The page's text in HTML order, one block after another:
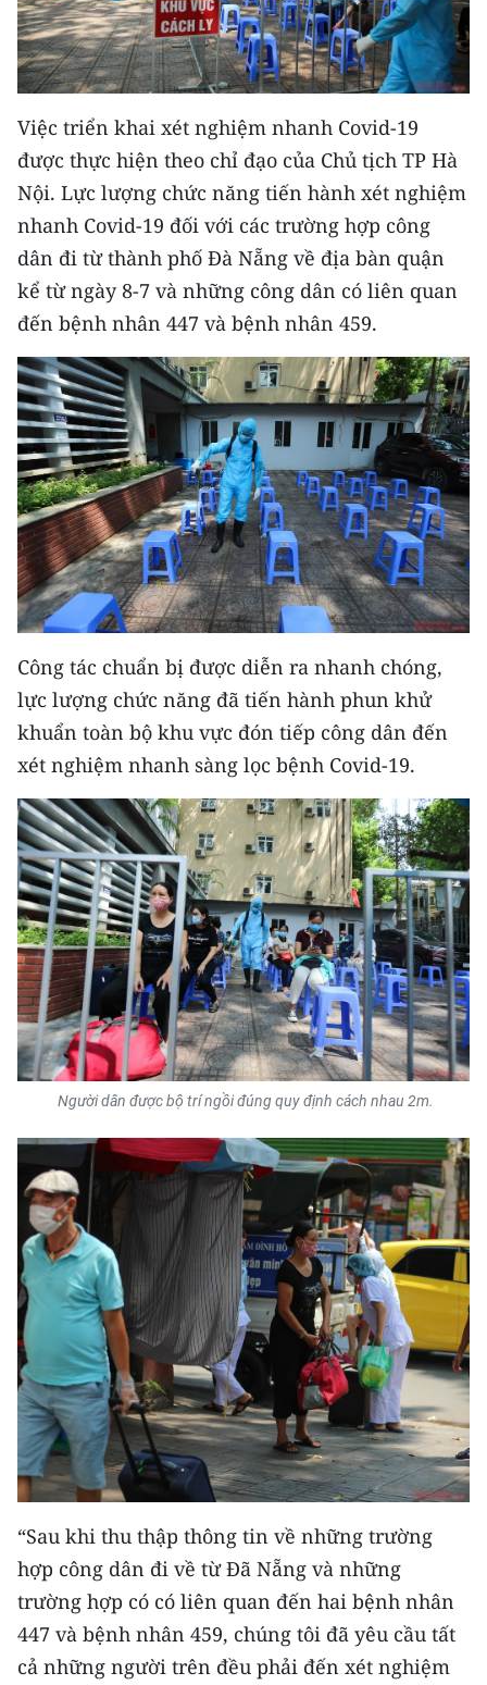
CHƯƠNG TRÌNH OCOP - MỖI XÃ
MỘT SẢN PHẨM
RADIO
MEDIA CENTER
E-Magazine
Video
Media Chính trị
Media Kinh tế
Media Văn hóa
Media Xã hội
Media Pháp luật
Media Du lịch
Media Thế giới
Media Thể thao
Media Giáo dục
Media Y tế
Media Khoa học - Công nghệ
Media Môi trường
Ảnh
Infographic
TIN MỚI
TIN ĐỊA PHƯƠNG
Đồng bằng sông Hồng
Bắc Trung Bộ
Duyên hải Nam Trung Bộ và Tây
Nguyên
Đông Nam Bộ
Đồng bằng sông Cửu Long
Chuyên trang Hà Nội
Chuyên trang TP. Hồ Chí Minh
CHUYÊN ĐỀ
CÁC CHUYÊN TRANG
VỀ BÁO NHÂN DÂN
Việc triển khai xét nghiệm nhanh Covid-19
được thực hiện theo chỉ đạo của Chủ tịch TP Hà
Nội. Lực lượng chức năng tiến hành xét nghiệm
nhanh Covid-19 đối với các trường hợp công
dân đi từ thành phố Đà Nẵng về địa bàn quận
kể từ ngày 8-7 và những công dân có liên quan
đến bệnh nhân 447 và bệnh nhân 459.
Công tác chuẩn bị được diễn ra nhanh chóng,
lực lượng chức năng đã tiến hành phun khử
khuẩn toàn bộ khu vực đón tiếp công dân đến
xét nghiệm nhanh sàng lọc bệnh Covid-19.
Người dân được bộ trí ngồi đúng quy định cách nhau 2m.
“Sau khi thu thập thông tin về những trường
hợp công dân đi về từ Đã Nẵng và những
trường hợp có có liên quan đến hai bệnh nhân
447 và bệnh nhân 459, chúng tôi đã yêu cầu tất
cả những người trên đều phải đến xét nghiệm